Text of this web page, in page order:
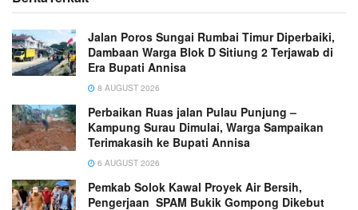
Jalan Poros Sungai Rumbai Timur Diperbaiki,
Dambaan Warga Blok D Sitiung 2 Terjawab di
Era Bupati Annisa
8 AUGUST 2026
Perbaikan Ruas jalan Pulau Punjung –
Kampung Surau Dimulai, Warga Sampaikan
Terimakasih ke Bupati Annisa
6 AUGUST 2026
Pemkab Solok Kawal Proyek Air Bersih,
Pengerjaan SPAM Bukik Gompong Dikebut